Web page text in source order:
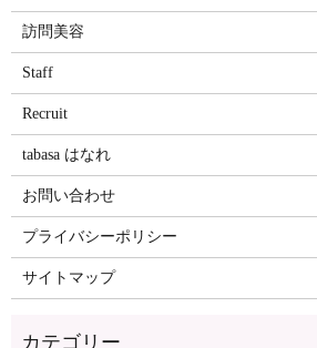
訪問美容
Staff
Recruit
tabasa はなれ
お問い合わせ
プライバシーポリシー
サイトマップ